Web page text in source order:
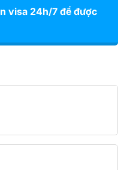
visa 24h/7 để được